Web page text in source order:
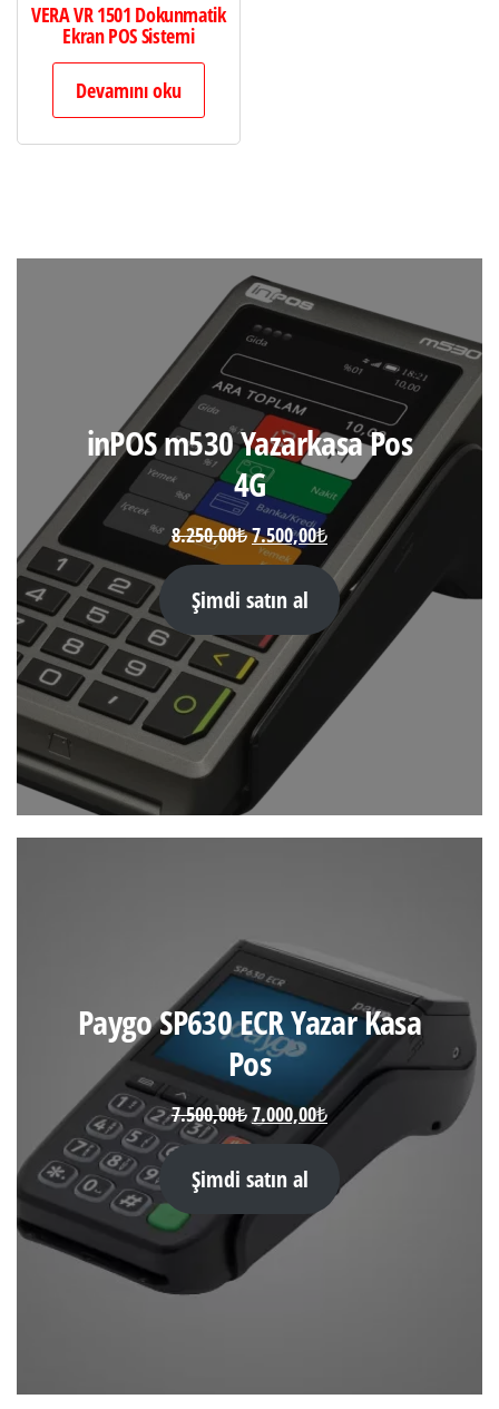
VERA VR 1501 Dokunmatik
Ekran POS Sistemi
Devamını oku
inPOS m530 Yazarkasa Pos
4G
8.250,00₺Orijinal
fiyat:
8.250,00₺.
7.500,00₺Şu
andaki
fiyat:
7.500,00₺.
Şimdi satın al
Paygo SP630 ECR Yazar Kasa
Pos
7.500,00₺Orijinal
fiyat:
7.000,00₺Şu
fiyat:
7.000,00₺.
Şimdi satın al